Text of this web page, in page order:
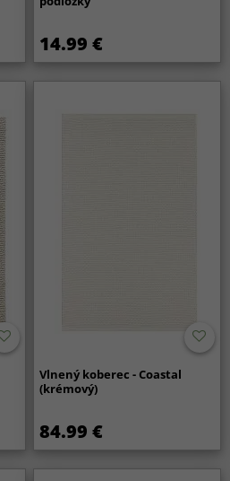
14.99 €
Vlnený koberec - Coastal
(krémový)
84.99 €